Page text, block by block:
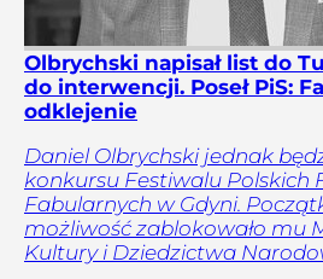
Olbrychski napisał list do
do interwencji. Poseł PiS:
odklejenie
Daniel Olbrychski jednak
konkursu Festiwalu Polskich
Fabularnych w Gdyni.
możliwość zablokowało mu
Kultury i Dziedzictwa